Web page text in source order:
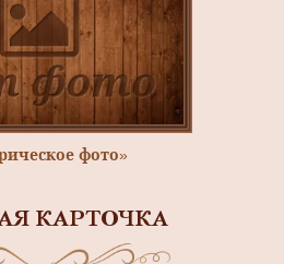
фото»
КАРТОЧКА